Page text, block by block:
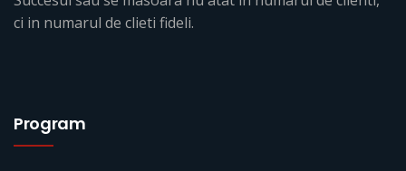
ci in numarul de clieti fideli.
Program